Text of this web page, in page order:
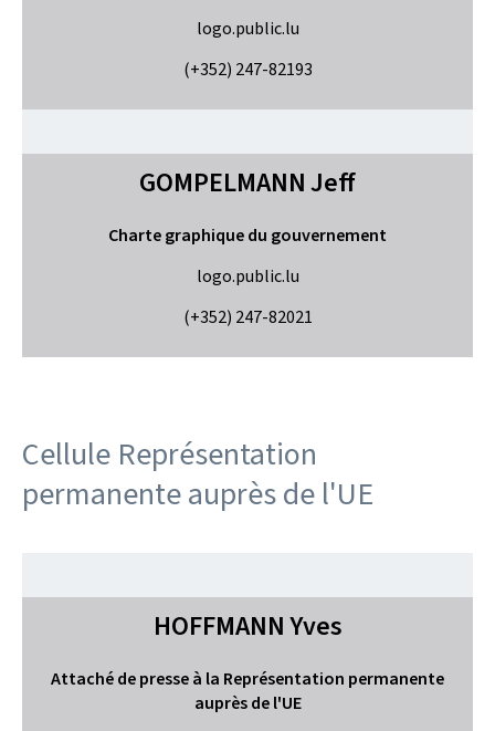
logo.public.lu
(+352) 247-82193
GOMPELMANNJeff
Charte graphique du gouvernement
logo.public.lu
(+352) 247-82021
Cellule Représentation
permanente auprès de l'UE
HOFFMANNYves
Attaché de presse à la Représentation permanente
auprès de l'UE